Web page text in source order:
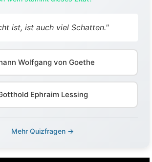
ist, ist auch viel Schatten."
Wolfgang von Goethe
Ephraim Lessing
Mehr Quizfragen →